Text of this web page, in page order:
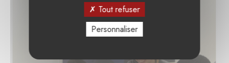
Tout refuser
Personnaliser